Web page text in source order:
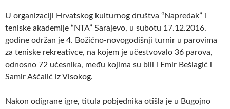
U organizaciji Hrvatskog kulturnog društva “Napredak” i
teniske akademije “NTA” Sarajevo, u subotu 17.12.2016.
godine održan je 4. Božićno-novogodišnji turnir u parovima
za teniske rekreativce, na kojem je učestvovalo 36 parova,
odnosno 72 učesnika, među kojima su bili i Emir Bešlagić i
Samir Aščalić iz Visokog.
Nakon odigrane igre, titula pobjednika otišla je u Bugojno